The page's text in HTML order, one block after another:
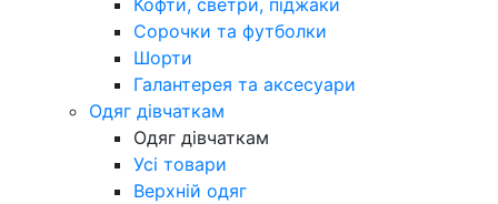
Сорочки та футболки
Шорти
Галантерея та аксесуари
Одяг дівчаткам
Одяг дівчаткам
Усі товари
Верхній одяг